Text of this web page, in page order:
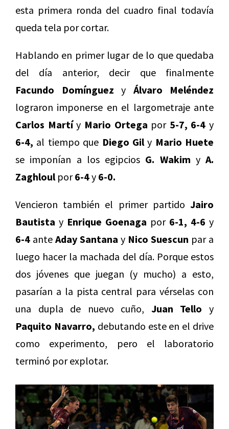
esta primera ronda del cuadro final todavía
queda tela por cortar.
Hablando en primer lugar de lo que quedaba
del día anterior, decir que finalmente
Facundo Domínguez y Álvaro Meléndez
lograron imponerse en el largometraje ante
Carlos Martíy Mario Ortega por 5-7, 6-4 y
6-4, al tiempo que Diego Gily Mario Huete
se imponían a los egipcios G. Wakim y A.
Zaghloulpor6-4y 6-0.
Vencieron también el primer partido Jairo
Bautista y Enrique Goenaga por 6-1, 4-6 y
6-4 ante Aday Santana y Nico Suescun par a
luego hacer la machada del día. Porque estos
dos jóvenes que juegan (y mucho) a esto,
pasarían a la pista central para vérselas con
una dupla de nuevo cuño, Juan Tello y
Paquito Navarro, debutando este en el drive
como experimento, pero el laboratorio
terminó por explotar.